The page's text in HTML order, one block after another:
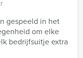
gespeeld in het
om elke
bedrijfsuitje extra